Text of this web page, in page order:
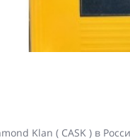
Klan ( CASK ) в